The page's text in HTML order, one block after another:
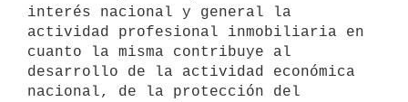
interés nacional y general la
actividad profesional inmobiliaria en
cuanto la misma contribuye al
desarrollo de la actividad económica
nacional, de la protección del